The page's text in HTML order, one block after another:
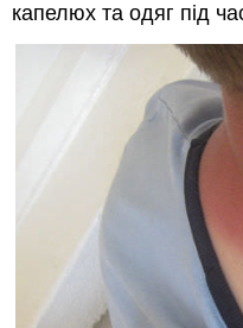
капелюх та одяг під